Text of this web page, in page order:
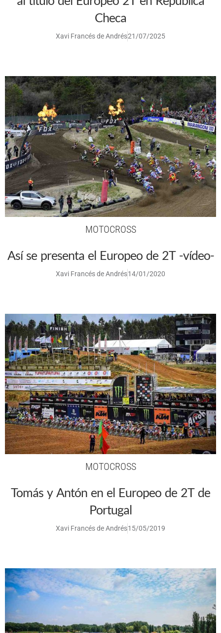
Checa
Xavi Francés de Andrés21/07/2025
MOTOCROSS
Así se presenta el Europeo de 2T -vídeo-
Xavi Francés de Andrés14/01/2020
MOTOCROSS
Tomás y Antón en el Europeo de 2T de
Portugal
Xavi Francés de Andrés15/05/2019